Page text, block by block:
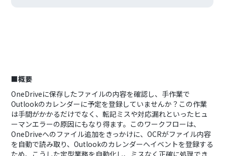
■概要
OneDriveに保存したファイルの内容を確認し、手作業で
Outlookのカレンダーに予定を登録していませんか？この作業
は手間がかかるだけでなく、転記ミスや対応漏れといったヒュ
ーマンエラーの原因にもなり得ます。このワークフローは、
OneDriveへのファイル追加をきっかけに、OCRがファイル内容
を自動で読み取り、Outlookのカレンダーへイベントを登録する
ため、こうした定型業務を自動化し、ミスなく正確に処理でき